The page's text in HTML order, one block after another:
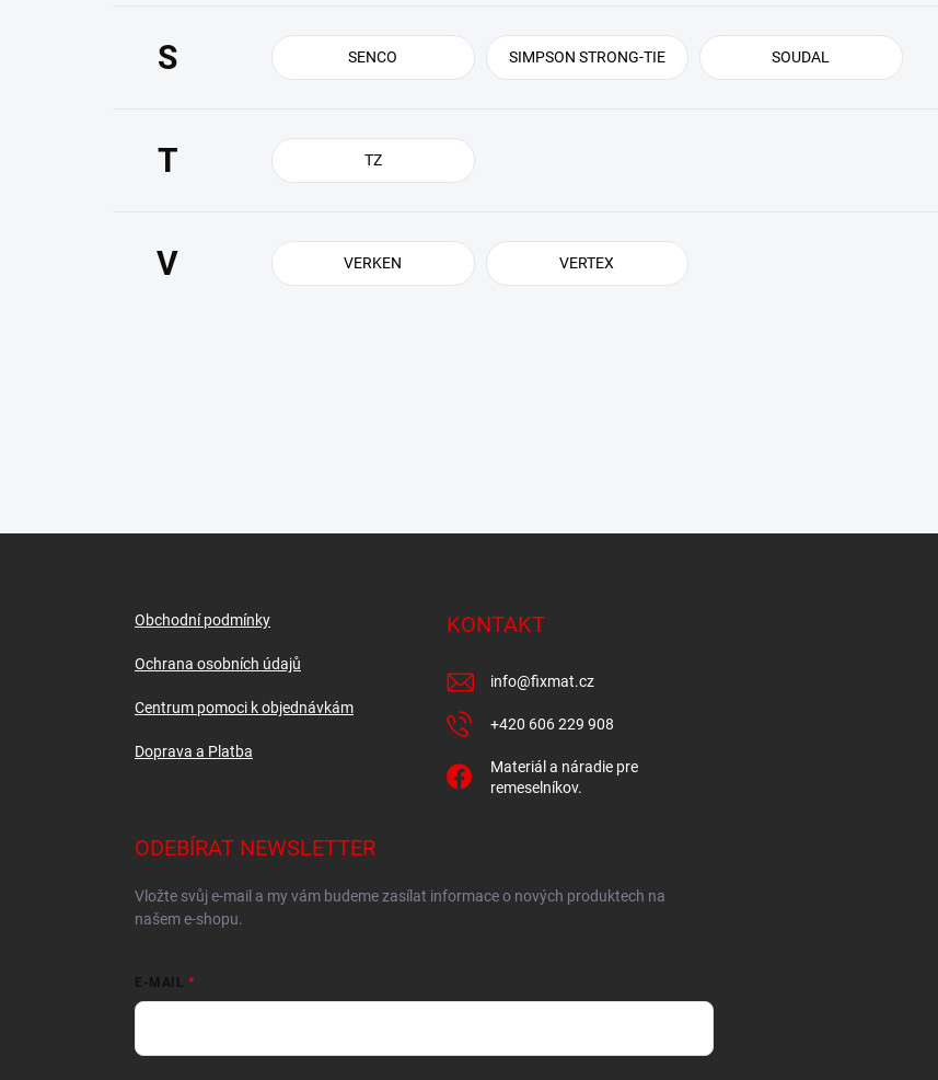
S SENCO SIMPSON STRONG-TIE SOUDAL
T TZ
V VERKEN VERTEX
Obchodní podmínky
Ochrana osobních údajů
Centrum pomoci k objednávkám
Doprava a Platba
KONTAKT
info@fixmat.cz
+420 606 229 908
Materiál a náradie pre
remeselníkov.
ODEBÍRAT NEWSLETTER
Vložte svůj e-mail a my vám budeme zasílat informace o nových produktech na
našem e-shopu.
E-MAIL